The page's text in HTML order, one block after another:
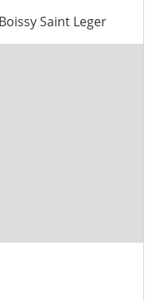
Saint Leger